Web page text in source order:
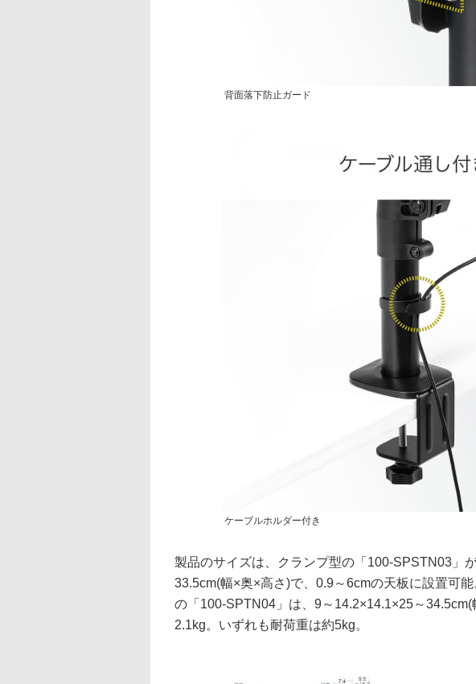
背面落下防止ガード
ケーブルホルダー付き
製品のサイズは、クランプ型の「100-SPSTN03」
33.5cm(幅×奥×高さ)で、0.9～6cmの天板に設置可
の「100-SPTN04」は、9～14.2×14.1×25～
2.1kg。いずれも耐荷重は約5kg。